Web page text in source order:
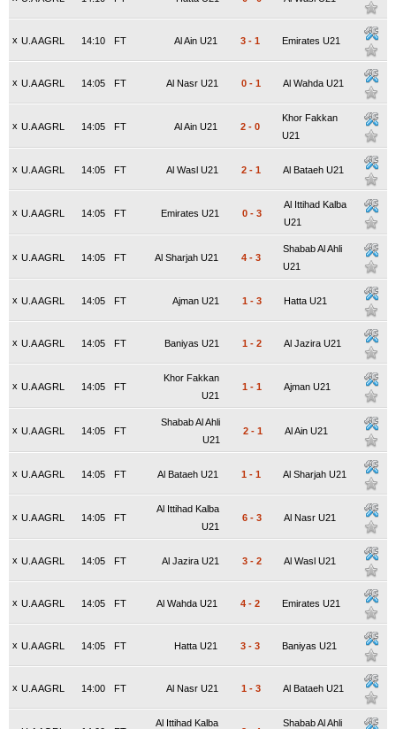
x U.A AGRL FT
14:10 Al Ain U21 3 - 1 Emirates U21
x U.A AGRL FT
14:05 Al Nasr U21 0 - 1 Al Wahda U21
x U.A AGRL FT
14:05 Al Ain U21 2 - 0
Khor Fakkan
U21
x U.A AGRL FT
14:05 Al Wasl U21 2 - 1 Al Bataeh U21
x U.A AGRL FT
14:05 Emirates U21 0 - 3
Al Ittihad Kalba
U21
x U.A AGRL FT
14:05 Al Sharjah U21 4 - 3
Shabab Al Ahli
U21
x U.A AGRL FT
14:05 Ajman U21 1 - 3 Hatta U21
x U.A AGRL FT
14:05 Baniyas U21 1 - 2 Al Jazira U21
x U.A AGRL FT
14:05
Khor Fakkan
U21
1 - 1 Ajman U21
x U.A AGRL FT
14:05
Shabab Al Ahli
U21
2 - 1 Al Ain U21
x U.A AGRL FT
14:05 Al Bataeh U21 1 - 1 Al Sharjah U21
x U.A AGRL FT
14:05
Al Ittihad Kalba
U21
6 - 3 Al Nasr U21
x U.A AGRL FT
14:05 Al Jazira U21 3 - 2 Al Wasl U21
x U.A AGRL FT
14:05 Al Wahda U21 4 - 2 Emirates U21
x U.A AGRL FT
14:05 Hatta U21 3 - 3 Baniyas U21
x U.A AGRL FT
14:00 Al Nasr U21 1 - 3 Al Bataeh U21
Al Ittihad Kalba
Shabab Al Ahli